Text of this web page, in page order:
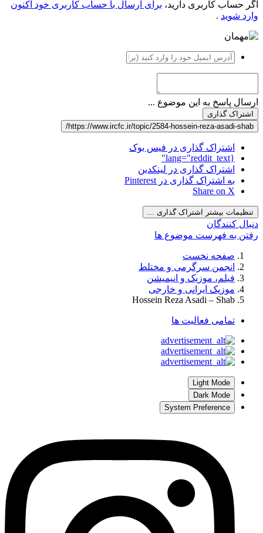
اگر حساب کاربری دارید، برای ارسال با حساب کاربری خود اکنون
وارد شوید .
ارسال پاسخ به این موضوع ...
اشتراک گذاری
https://www.ircfc.ir/topic/2584-hossein-reza-asadi-shab/
اشتراک گذاری در فیس بوک
{lang="reddit_text"
اشتراک گذاری در لینکدین
به اشتراک گذاری در Pinterest
Share on X
تنظیمات بیشتر اشتراک گذاری ...
دنبال کنندگان
رفتن به فهرست موضوع ها
صفحه نخست
انجمن سرگرمی و مختلط
فیلم، موزیک و انیمیشن
موزیک ایرانی و خارجی
Hossein Reza Asadi – Shab
تمامی فعالیت ها
Light Mode
Dark Mode
System Preference